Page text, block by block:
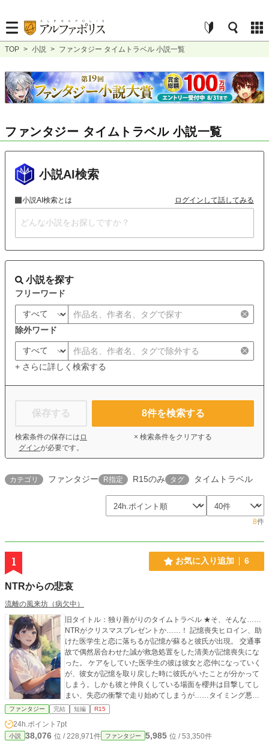
TOP > 小説 > ファンタジー タイムトラベル 小説一覧
ファンタジー タイムトラベル 小説一覧
小説AI検索
小説AI検索とは ログインして話してみる
小説を探す
フリーワード
除外ワード
+ さらに詳しく検索する
保存する
検索条件の保存には ロ
グインが必要です。
8件を検索する
× 検索条件をクリアする
カテゴリ ファンタジー R指定 R15のみ タグ タイムトラベル
8件
1 お気に入り追加 6
NTRからの悲哀
流離の風来坊（病欠中）
旧タイトル：独り善がりのタイムトラベル ★そ、そんな……
NTRがクリスマスプレゼントか……！ 記憶喪失ヒロイン、助
けた医学生と恋に落ちるが記憶が蘇ると彼氏が出現。 交通事
故で偶然居合わせた誠が救急処置をした清美が記憶喪失にな
った。 ケアをしていた医学生の彼は彼女と恋仲になっていく
が、彼女が記憶を取り戻した時に彼氏がいたことが分かって
しまう。しかも彼と仲良くしている場面を櫻井は目撃してし
まい、失恋の衝撃で走り始めてしまうが……タイミング悪く
トラックに跳ねられ亡くなってしまう。 友人らから恩人が櫻
井だという事を知らされた清美は、後悔の人生を歩む。 ★全
削除するつもりでしたが人気話の数話のみ残しました。
ファンタジー 完結 短編 R15
24h.ポイント 7pt
小説 38,076 位 / 228,971件 ファンタジー 5,985 位 / 53,350件